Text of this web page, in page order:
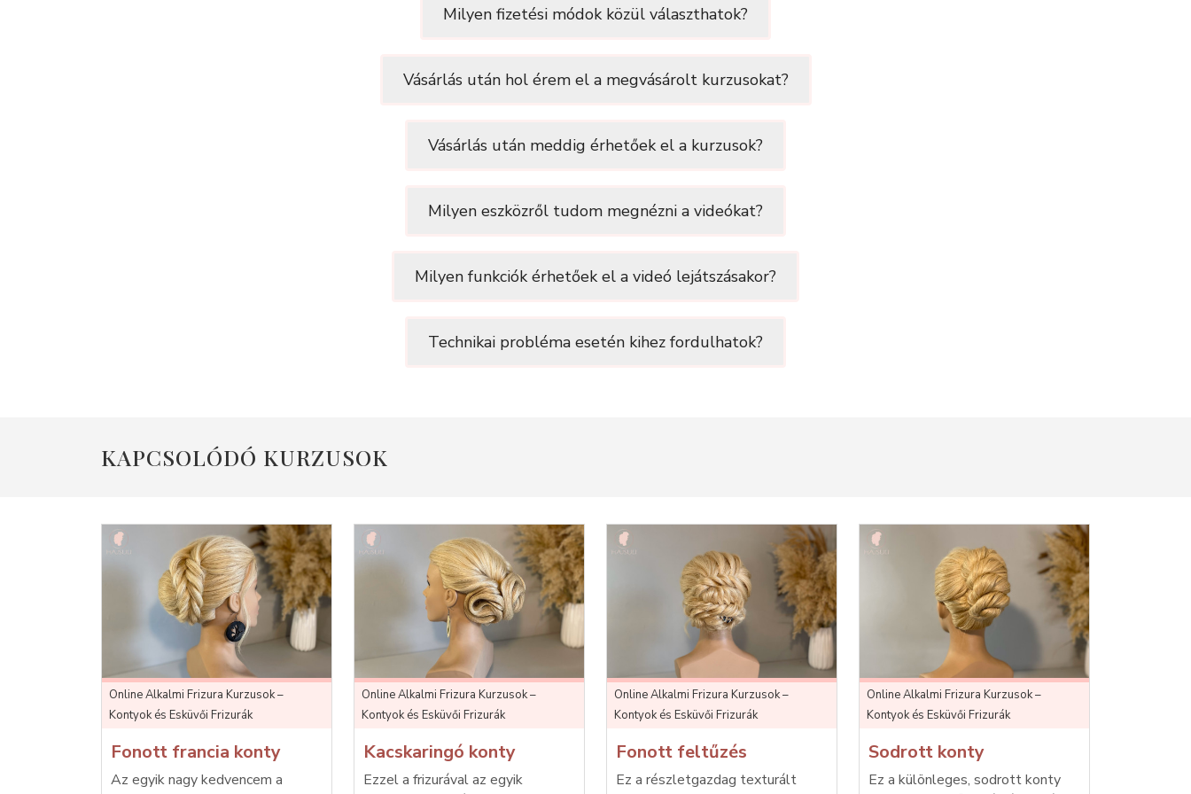
Milyen fizetési módok közül választhatok?
Vásárlás után hol érem el a megvásárolt kurzusokat?
Vásárlás után meddig érhetőek el a kurzusok?
Milyen eszközről tudom megnézni a videókat?
Milyen funkciók érhetőek el a videó lejátszásakor?
Technikai probléma esetén kihez fordulhatok?
KAPCSOLÓDÓ KURZUSOK
Online Alkalmi Frizura Kurzusok –
Kontyok és Esküvői Frizurák
Fonott francia konty
Az egyik nagy kedvencem a
Online Alkalmi Frizura Kurzusok –
Kontyok és Esküvői Frizurák
Kacskaringó konty
Ezzel a frizurával az egyik
Online Alkalmi Frizura Kurzusok –
Kontyok és Esküvői Frizurák
Fonott feltűzés
Ez a részletgazdag texturált
Online Alkalmi Frizura Kurzusok –
Kontyok és Esküvői Frizurák
Sodrott konty
Ez a különleges, sodrott konty